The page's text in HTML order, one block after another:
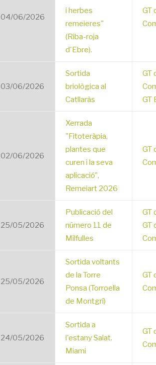
04/06/2026
i herbes
remeieres"
(Riba-roja
d'Ebre).
GT
03/06/2026
Sortida
briològica al
Catllaràs
GT
GT
02/06/2026
Xerrada
"Fitoteràpia,
plantes que
curen i la seva
aplicació",
Remeiart 2026
GT
25/05/2026
Publicació del
número 11 de
Milfulles
GT
GT
25/05/2026
Sortida voltants
de la Torre
Ponsa (Torroella
de Montgrí)
GT
24/05/2026
Sortida a
l'estany Salat.
Miami
GT